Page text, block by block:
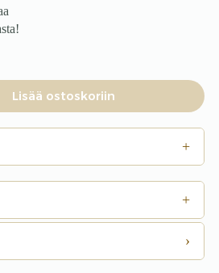
Lisää ostoskoriin
+
+
›